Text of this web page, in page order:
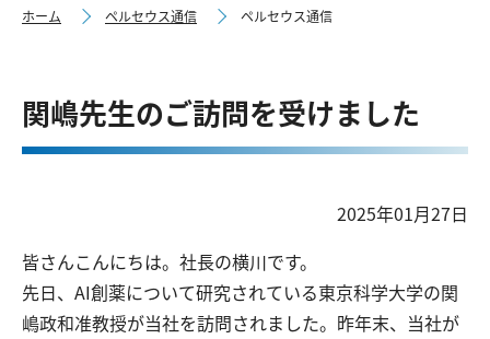
ホーム ペルセウス通信 ペルセウス通信
関嶋先生のご訪問を受けました
2025年01月27日
皆さんこんにちは。社長の横川です。
先日、AI創薬について研究されている東京科学大学の関
嶋政和准教授が当社を訪問されました。昨年末、当社が